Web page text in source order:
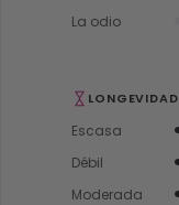
La odio
LONGEVIDAD
Escasa
Débil
Moderada